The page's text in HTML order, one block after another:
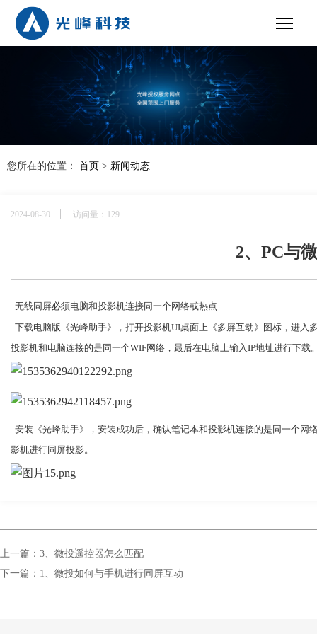
您所在的位置： 首页 > 新闻动态
2024-08-30 访问量：129
2、PC与
无线同屏必须电脑和投影机连接同一个网络或热点
下载电脑 版《光峰助手》 ，打开投影机UI桌面上《多屏互动》图标，进入
投影机和电脑连接的是 同一个WIF网络， 最后在电脑上输入IP地址进行下载
安装《光峰助手》，安装成功后，确认笔记本和投影机连接的是同一个
影机进行同屏投影。
上一篇：3、微投遥控器怎么匹配
下一篇：1、微投如何与手机进行同屏互动